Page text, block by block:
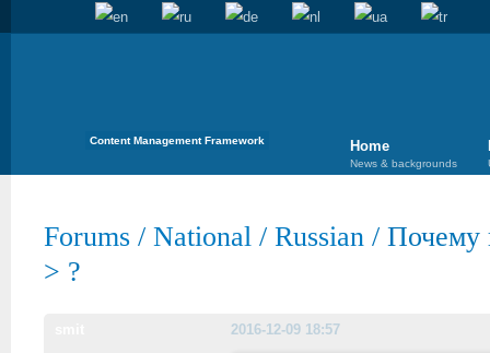
Content Management Framework Home
News & backgrounds
Forums / National / Russian / Почему
> ?
2016-12-09 18:57